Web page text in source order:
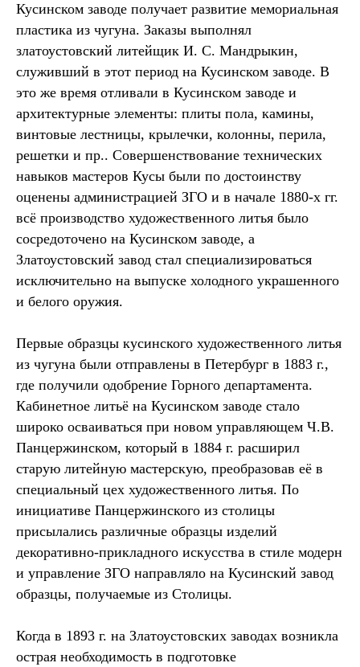
Кусинском заводе получает развитие мемориальная
пластика из чугуна. Заказы выполнял
златоустовский литейщик И. С. Мандрыкин,
служивший в этот период на Кусинском заводе. В
это же время отливали в Кусинском заводе и
архитектурные элементы: плиты пола, камины,
винтовые лестницы, крылечки, колонны, перила,
решетки и пр.. Совершенствование технических
навыков мастеров Кусы были по достоинству
оценены администрацией ЗГО и в начале 1880-х гг.
всё производство художественного литья было
сосредоточено на Кусинском заводе, а
Златоустовский завод стал специализироваться
исключительно на выпуске холодного украшенного
и белого оружия.
Первые образцы кусинского художественного литья
из чугуна были отправлены в Петербург в 1883 г.,
где получили одобрение Горного департамента.
Кабинетное литьё на Кусинском заводе стало
широко осваиваться при новом управляющем Ч.В.
Панцержинском, который в 1884 г. расширил
старую литейную мастерскую, преобразовав её в
специальный цех художественного литья. По
инициативе Панцержинского из столицы
присылались различные образцы изделий
декоративно-прикладного искусства в стиле модерн
и управление ЗГО направляло на Кусинский завод
образцы, получаемые из Столицы.
Когда в 1893 г. на Златоустовских заводах возникла
острая необходимость в подготовке